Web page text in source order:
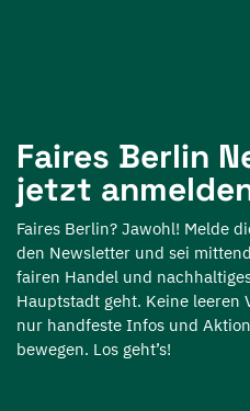
Faires Berlin
jetzt
Faires Berlin? Jawohl! Melde
den Newsletter und sei
fairen Handel und
Hauptstadt geht. Keine leeren
nur handfeste Infos und
bewegen. Los geht’s!